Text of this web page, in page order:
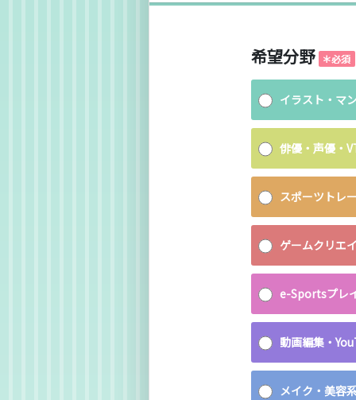
希望分野
イラスト・マ
俳優・声優・
スポーツトレ
ゲームクリエ
e-Sportsプレ
動画編集・
メイク・美容